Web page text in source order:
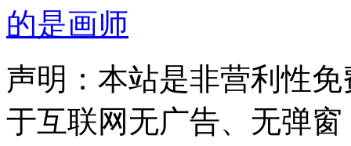
的是画师
声明：本站是非营利性
于互联网无广告、无弹